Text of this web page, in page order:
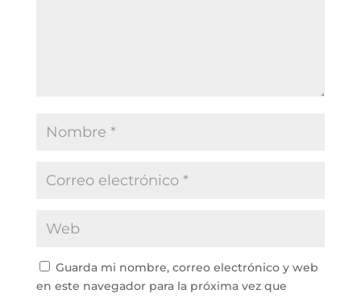
Guarda mi nombre, correo electrónico y web
en este navegador para la próxima vez que